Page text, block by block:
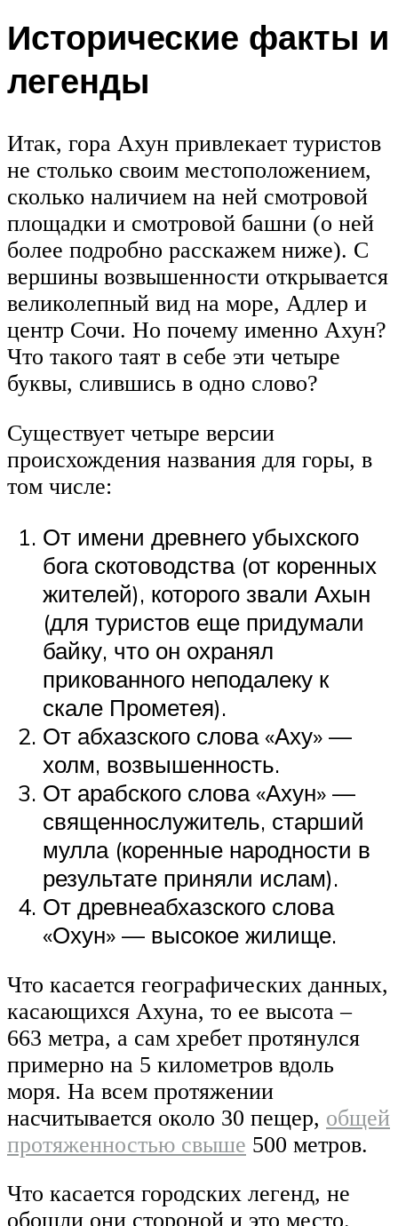
Исторические факты и
легенды
Итак, гора Ахун привлекает туристов
не столько своим местоположением,
сколько наличием на ней смотровой
площадки и смотровой башни (о ней
более подробно расскажем ниже). С
вершины возвышенности открывается
великолепный вид на море, Адлер и
центр Сочи. Но почему именно Ахун?
Что такого таят в себе эти четыре
буквы, слившись в одно слово?
Существует четыре версии
происхождения названия для горы, в
том числе:
От имени древнего убыхского
бога скотоводства (от коренных
жителей), которого звали Ахын
(для туристов еще придумали
байку, что он охранял
прикованного неподалеку к
скале Прометея).
От абхазского слова «Аху» —
холм, возвышенность.
От арабского слова «Ахун» —
священнослужитель, старший
мулла (коренные народности в
результате приняли ислам).
От древнеабхазского слова
«Охун» — высокое жилище.
Что касается географических данных,
касающихся Ахуна, то ее высота –
663 метра, а сам хребет протянулся
примерно на 5 километров вдоль
моря. На всем протяжении
насчитывается около 30 пещер, общей
протяженностью свыше 500 метров.
Что касается городских легенд, не
обошли они стороной и это место.